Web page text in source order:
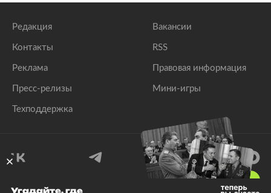
Редакция
Контакты
Реклама
Пресс-релизы
Техподдержка
Вакансии
RSS
Правовая информация
Мини-игры
Угадайте, где